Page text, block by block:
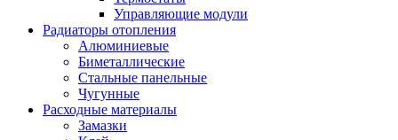
Управляющие модули
Радиаторы отопления
Алюминиевые
Биметаллические
Стальные панельные
Чугунные
Расходные материалы
Замазки